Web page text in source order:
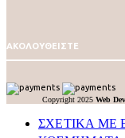
ΑΚΟΛΟΥΘΕΙΣΤΕ
Copyright 2025 Web
ΣΧΕΤΙΚΑ ΜΕ